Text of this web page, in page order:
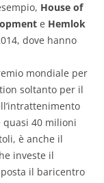
House of
e Hemlok
dove hanno
mondiale per
soltanto per il
40 milioni
è anche il
investe il
il baricentro